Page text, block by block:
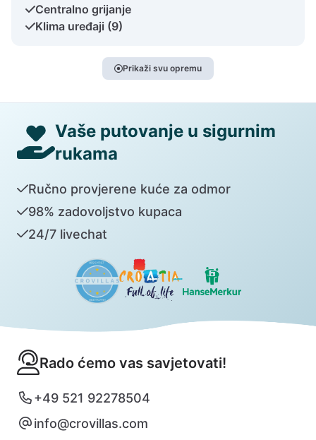
Centralno grijanje
Klima uređaji (9)
Prikaži svu opremu
Vaše putovanje u sigurnim
rukama
Ručno provjerene kuće za odmor
98% zadovoljstvo kupaca
24/7 livechat
Rado ćemo vas savjetovati!
+49 521 92278504
info@crovillas.com